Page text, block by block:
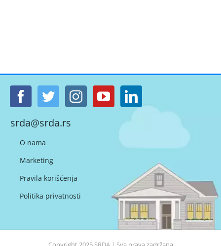
srda@srda.rs
O nama
Marketing
Pravila korišćenja
Politika privatnosti